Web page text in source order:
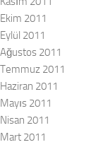
Ekim 2011
Eylül 2011
Ağustos 2011
Temmuz 2011
Haziran 2011
Mayıs 2011
Nisan 2011
Mart 2011